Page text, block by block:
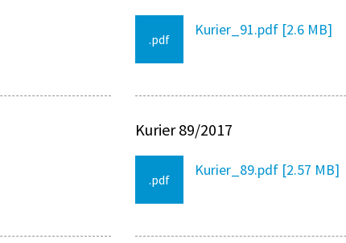
.pdf
Kurier_91.pdf [2.6 MB]
Kurier 89/2017
.pdf
Kurier_89.pdf [2.57 MB]